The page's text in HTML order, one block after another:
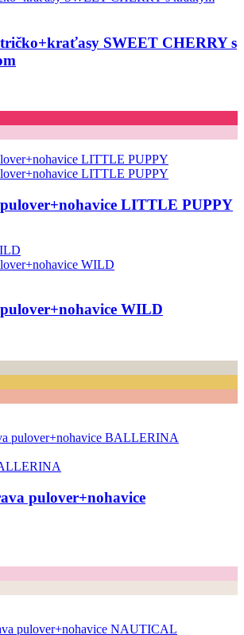
SWEET CHERRY s
LITTLE PUPPY
WILD
pulover+nohavice